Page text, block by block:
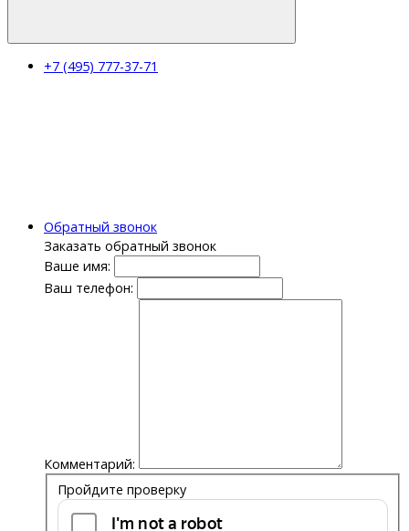
+7 (495) 777-37-71
Обратный звонок
Заказать обратный звонок
Ваше имя:
Ваш телефон:
Комментарий:
Пройдите проверку